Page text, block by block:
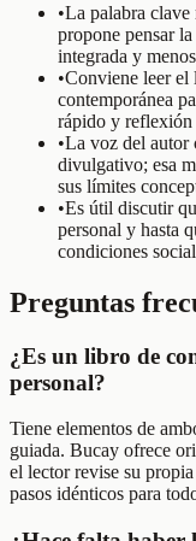
•La palabra clave
propone pensar
integrada y
•Conviene leer el
contemporánea
rápido y reflexión
•La voz del autor
divulgativo; esa
sus límites
•Es útil discutir
personal y hasta
condiciones
Preguntas
¿Es un libro de
personal?
Tiene elementos de
guiada. Bucay ofrece
el lector revise su
pasos idénticos para